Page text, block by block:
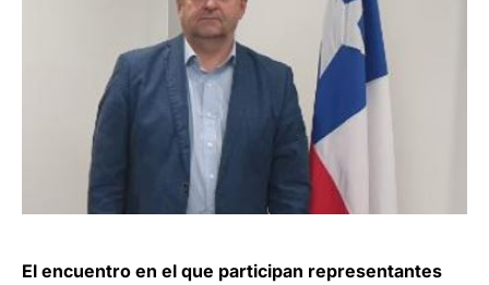
El encuentro en el que participan representantes